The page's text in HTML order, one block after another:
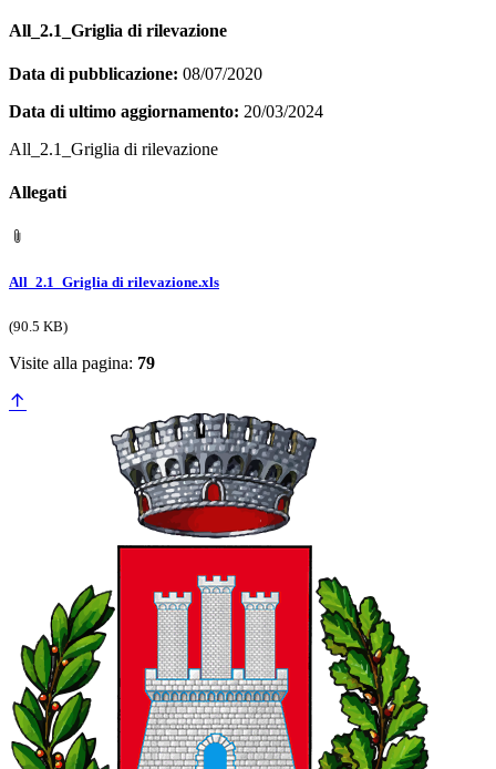
All_2.1_Griglia di rilevazione
Data di pubblicazione: 08/07/2020
Data di ultimo aggiornamento: 20/03/2024
All_2.1_Griglia di rilevazione
Allegati
All_2.1_Griglia di rilevazione.xls
(90.5 KB)
Visite alla pagina: 79